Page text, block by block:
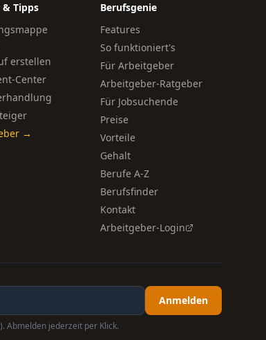
& Tipps
erstellen
Center
→
Berufsgenie
Features
So funktioniert's
Für Arbeitgeber
Arbeitgeber-Ratgeber
Für Jobsuchende
Preise
Vorteile
Gehalt
Berufe A-Z
Berufsfinder
Kontakt
Arbeitgeber-Login
Anmelden
Abmelden jederzeit per Klick.